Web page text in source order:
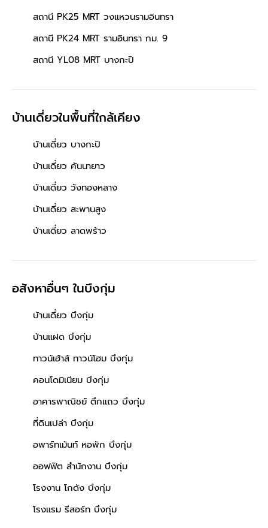
สถานี PK25 MRT วงแหวนรามอินทรา
สถานี PK24 MRT รามอินทรา กม. 9
สถานี YL08 MRT บางกะปิ
บ้านเดี่ยวในพื้นที่ใกล้เคียง
บ้านเดี่ยว บางกะปิ
บ้านเดี่ยว คันนายาว
บ้านเดี่ยว วังทองหลาง
บ้านเดี่ยว สะพานสูง
บ้านเดี่ยว ลาดพร้าว
อสังหาอื่นๆในบึงกุ่ม
บ้านเดี่ยว บึงกุ่ม
บ้านแฝด บึงกุ่ม
ทาวน์เฮ้าส์ ทาวน์โฮม บึงกุ่ม
คอนโดมิเนียม บึงกุ่ม
อาคารพาณิชย์ ตึกแถว บึงกุ่ม
ที่ดินเปล่า บึงกุ่ม
อพาร์ทเม้นท์ หอพัก บึงกุ่ม
ออฟฟิต สำนักงาน บึงกุ่ม
โรงงาน โกดัง บึงกุ่ม
โรงแรม รีสอร์ท บึงกุ่ม